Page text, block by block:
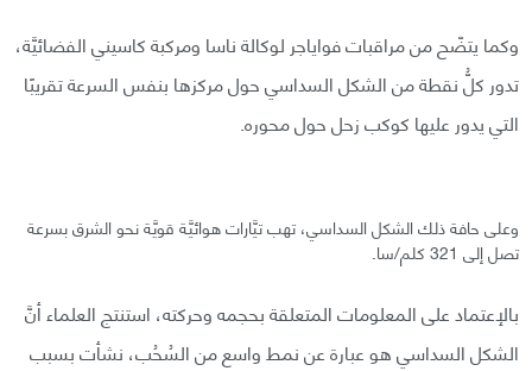
وكما يتضّح من مراقبات فواياجر لوكالة ناسا ومركبة كاسيني الفضائيَّة،
تدور كلُّ نقطة من الشكل السداسي حول مركزها بنفس السرعة تقريبًا
التي يدور عليها كوكب زحل حول محوره.
وعلى حافة ذلك الشكل السداسي، تهب تيَّارات هوائيَّة قويَّة نحو الشرق بسرعة
تصل إلى 321 كلم/سا.
بالإعتماد على المعلومات المتعلقة بحجمه وحركته، استنتج العلماء أنَّ
الشكل السداسي هو عبارة عن نمط واسع من السُحُب، نشأت بسبب